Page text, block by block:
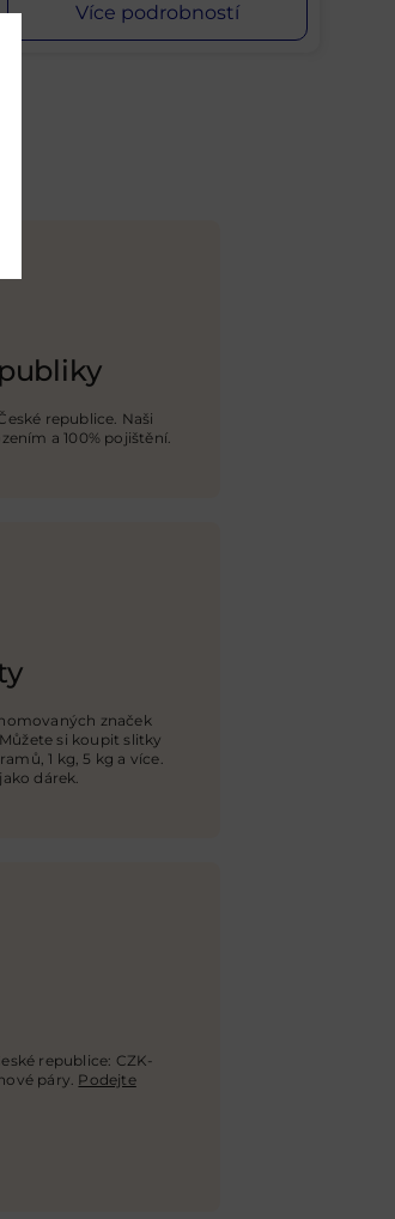
Více podrobností
republice. Naši
a 100% pojištění.
značek
si koupit slitky
1 kg, 5 kg a více.
dárek.
republice: CZK-
páry. Podejte